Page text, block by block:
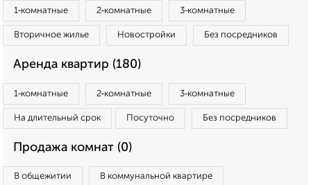
1‑комнатные 2‑комнатные 3‑комнатные
Вторичное жилье Новостройки Без посредников
Аренда квартир (180)
1‑комнатные 2‑комнатные 3‑комнатные
На длительный срок Посуточно Без посредников
Продажа комнат (0)
В общежитии В коммунальной квартире